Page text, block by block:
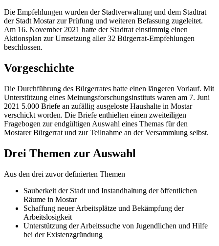
Die Empfehlungen wurden der Stadtverwaltung und dem Stadtrat
der Stadt Mostar zur Prüfung und weiteren Befassung zugeleitet.
Am 16. November 2021 hatte der Stadtrat einstimmig einen
Aktionsplan zur Umsetzung aller 32 Bürgerrat-Empfehlungen
beschlossen.
Vorgeschichte
Die Durchführung des Bürgerrates hatte einen längeren Vorlauf. Mit
Unterstützung eines Meinungsforschungsinstituts waren am 7. Juni
2021 5.000 Briefe an zufällig ausgeloste Haushalte in Mostar
verschickt worden. Die Briefe enthielten einen zweiteiligen
Fragebogen zur endgültigen Auswahl eines Themas für den
Mostarer Bürgerrat und zur Teilnahme an der Versammlung selbst.
Drei Themen zur Auswahl
Aus den drei zuvor definierten Themen
Sauberkeit der Stadt und Instandhaltung der öffentlichen
Räume in Mostar
Schaffung neuer Arbeitsplätze und Bekämpfung der
Arbeitslosigkeit
Unterstützung der Arbeitssuche von Jugendlichen und Hilfe
bei der Existenzgründung